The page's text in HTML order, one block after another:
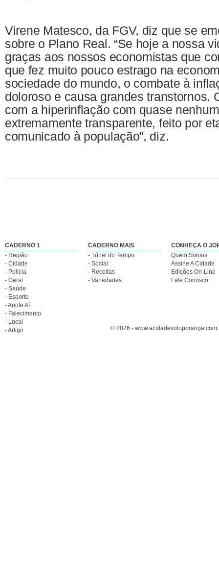
Virene Matesco, da FGV, diz que se
sobre o Plano Real. “Se hoje a nossa
graças aos nossos economistas que
que fez muito pouco estrago na
sociedade do mundo, o combate à
doloroso e causa grandes transtornos.
com a hiperinflação com quase
extremamente transparente, feito por
comunicado à população”, diz.
CADERNO 1
- Região
- Cidade
- Polícia
- Geral
- Saúde
- Esporte
- Anote Aí
- Falecimento
- Local
- Artigo
CADERNO MAIS
- Túnel do Tempo
- Social
- Receitas
- Variedades
CONHEÇA O
Quem Somos
Assine A Cidade
Edições On-Line
Fale Conosco
© 2026 -